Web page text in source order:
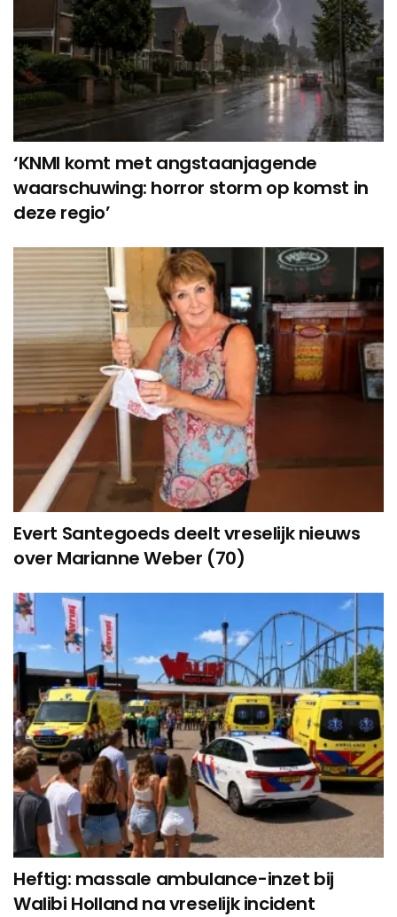
‘KNMI komt met angstaanjagende
waarschuwing: horror storm op komst in
deze regio’
Evert Santegoeds deelt vreselijk nieuws
over Marianne Weber (70)
Heftig: massale ambulance-inzet bij
Walibi Holland na vreselijk incident